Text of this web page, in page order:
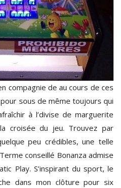
compagnie de au cours de ces
sous de même toujours qui
à l’divise de marguerite
croisée du jeu. Trouvez par
peu crédibles, une telle
conseillé Bonanza admise
Play. S’inspirant du sport, le
dans mon clôture pour six